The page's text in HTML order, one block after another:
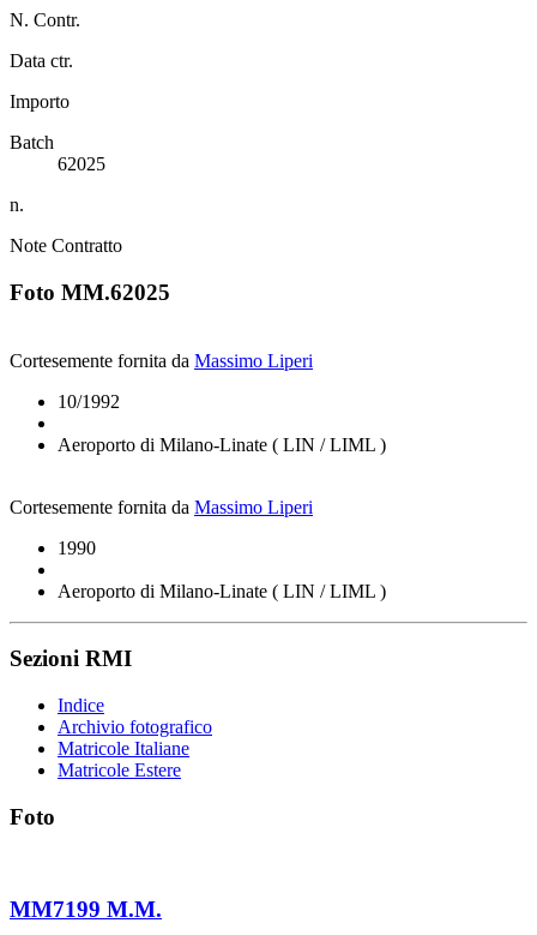
N. Contr.
Data ctr.
Importo
Batch
62025
n.
Note Contratto
Foto MM.62025
Cortesemente fornita da Massimo Liperi
10/1992
Aeroporto di Milano-Linate ( LIN / LIML )
Cortesemente fornita da Massimo Liperi
1990
Aeroporto di Milano-Linate ( LIN / LIML )
Sezioni RMI
Indice
Archivio fotografico
Matricole Italiane
Matricole Estere
Foto
MM7199 M.M.